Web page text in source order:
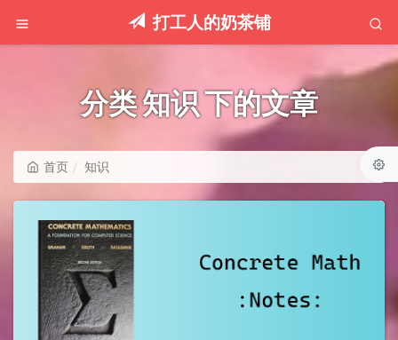
打工人的奶茶铺
分类 知识 下的文章
首页 知识